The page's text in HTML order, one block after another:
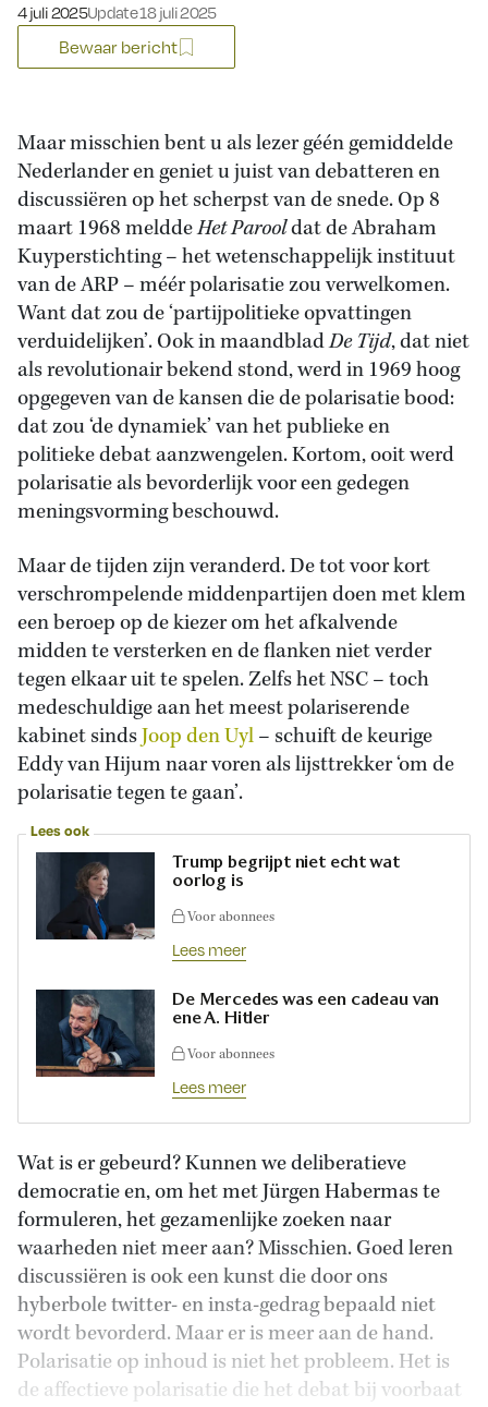
Gepubliceerd op:
4 juli 2025Update 18 juli 2025
Bewaar bericht
Maar misschien bent u als lezer géén gemiddelde
Nederlander en geniet u juist van debatteren en
discussiëren op het scherpst van de snede. Op 8
maart 1968 melddeHet Parooldat de Abraham
Kuyperstichting – het wetenschappelijk instituut
van de ARP – méér polarisatie zou verwelkomen.
Want dat zou de ‘partijpolitieke opvattingen
verduidelijken’. Ook in maandbladDe Tijd, dat niet
als revolutionair bekend stond, werd in 1969 hoog
opgegeven van de kansen die de polarisatie bood:
dat zou ‘de dynamiek’ van het publieke en
politieke debat aanzwengelen. Kortom, ooit werd
polarisatie als bevorderlijk voor een gedegen
meningsvorming beschouwd.
Maar de tijden zijn veranderd. De tot voor kort
verschrompelende middenpartijen doen met klem
een beroep op de kiezer om het afkalvende
midden te versterken en de flanken niet verder
tegen elkaar uit te spelen. Zelfs het NSC – toch
medeschuldige aan het meest polariserende
kabinet sindsJoop den Uyl– schuift de keurige
Eddy van Hijum naar voren als lijsttrekker ‘om de
polarisatie tegen te gaan’.
Lees ook
Trump begrijpt niet echt wat
oorlog is
Voor abonnees
Lees meer
De Mercedes was een cadeau van
ene A. Hitler
Voor abonnees
Lees meer
Wat is er gebeurd? Kunnen we deliberatieve
democratie en, om het met Jürgen Habermas te
formuleren, het gezamenlijke zoeken naar
waarheden niet meer aan? Misschien. Goed leren
discussiëren is ook een kunst die door ons
hyberbole twitter- en insta-gedrag bepaald niet
wordt bevorderd. Maar er is meer aan de hand.
Polarisatie op inhoud is niet het probleem. Het is
de affectieve polarisatie die het debat bij voorbaat